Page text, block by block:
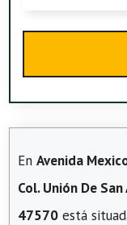
En Avenida
Col. Unión De
47570 está